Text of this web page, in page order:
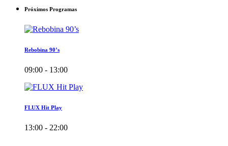
Próximos Programas
Rebobina 90’s
09:00 - 13:00
FLUX Hit Play
13:00 - 22:00